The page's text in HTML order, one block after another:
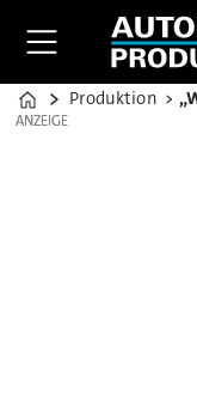
Home
Produktion
ANZEIGE
ANZEIGE